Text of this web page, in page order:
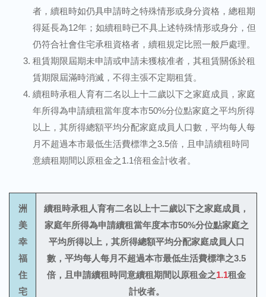
者，續租時如仍具申請時之特殊情形或身分資格，總租期
得延長為12年；如續租時已不具上述特殊情形或身分，但
仍符合社會住宅承租資格者，續租規定比照一般戶處理。
租賃期限屆期未申請或申請未獲核准者，其租賃關係於租
賃期限屆滿時消滅，不得主張不定期租賃。
續租時承租人育有二名以上十二歲以下之家庭成員，家庭
年所得為申請續租當年度本市50%分位點家庭之平均所得
以上，其所得總額平均分配家庭成員人口數，平均每人每
月不超過本市最低生活費標準之3.5倍，且申請續租時同
意續租期間以原租金之1.1倍租金計收者。
洲
美
幸
福
住
宅
續租時承租人育有二名以上十二歲以下之家庭成員，
家庭年所得為申請續租當年度本市50%分位點家庭之
平均所得以上，其所得總額平均分配家庭成員人口
數，平均每人每月不超過本市最低生活費標準之3.5
倍，且申請續租時同意續租期間以原租金之1.1租金
計收者。